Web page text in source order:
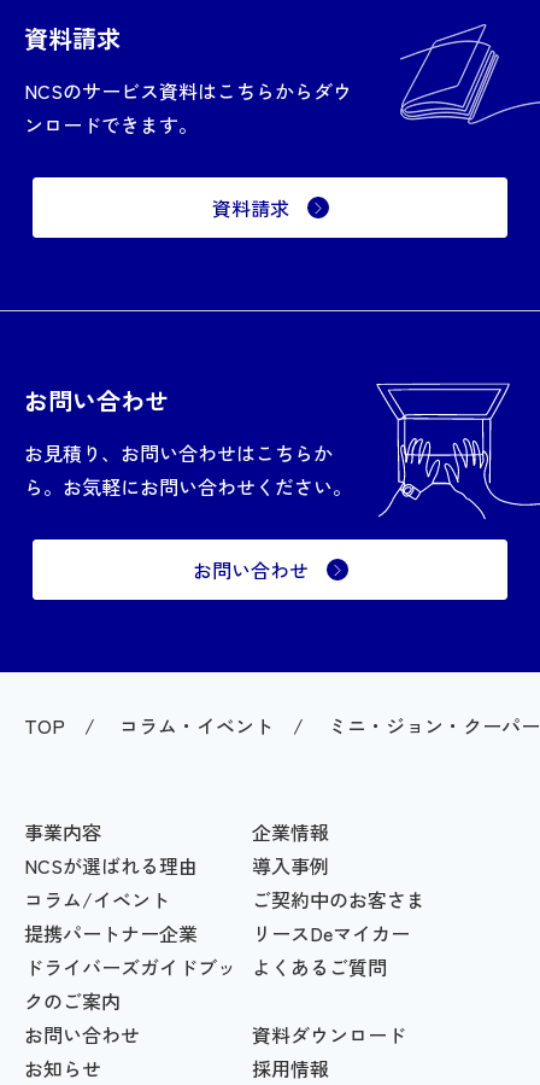
資料請求
NCSのサービス資料はこちらからダウ
ンロードできます。
資料請求
お問い合わせ
お見積り、お問い合わせはこちらか
ら。お気軽にお問い合わせください。
お問い合わせ
TOP コラム・イベント ミニ・ジョン・クーパ
事業内容
企業情報
NCSが選ばれる理由
導入事例
コラム/イベント
ご契約中のお客さま
提携パートナー企業
リースDeマイカー
ドライバーズガイドブッ
クのご案内
よくあるご質問
お問い合わせ
資料ダウンロード
お知らせ
採用情報